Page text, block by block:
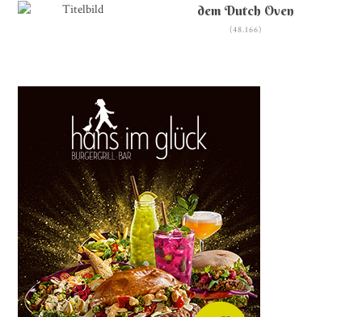
dem Dutch Oven
(48.166)